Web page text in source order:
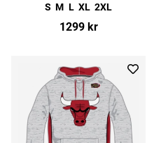
S M L XL 2XL
1299 kr